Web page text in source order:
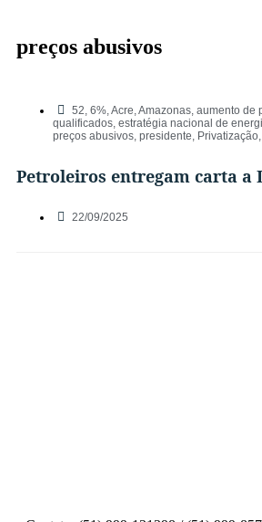
preços abusivos
52, 6%,Acre,Amazonas, aumento de
qualificados, estratégia nacional de
preços abusivos, presidente, Privatização,
Petroleiros entregam carta
22/09/2025